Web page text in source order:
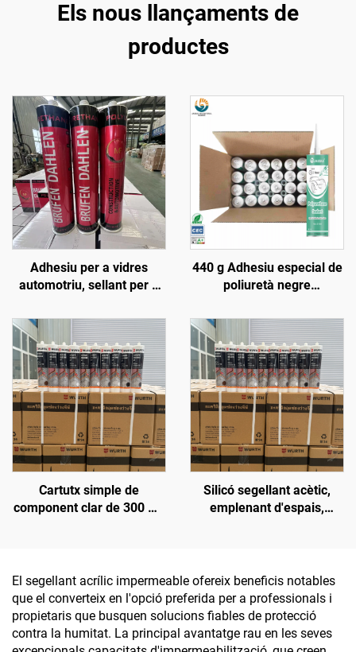
Els nous llançaments de
productes
Adhesiu per a vidres
automotriu, sellant per a
juntures, sellant de
silicona poliuretànic Pu
300 ml
440 g Adhesiu especial de
poliuretà negre
de cotxe, reparació de
filtracions en claraboïgues
de caixa, goma per a
parabrisa del davant
Cartutx simple de
component clar de 300 ml,
Silicó segellant acètic,
emplenant d'espais,
El segellant acrílic impermeable ofereix beneficis notables
que el converteix en l'opció preferida per a professionals i
propietaris que busquen solucions fiables de protecció
contra la humitat. La principal avantatge rau en les seves